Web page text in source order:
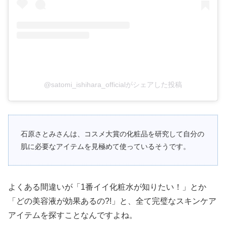
@satomi_ishihara_officialがシェアした投稿
石原さとみさんは、コスメ大賞の化粧品を研究して自分の
肌に必要なアイテムを見極めて使っているそうです。
よくある間違いが「1番イイ化粧水が知りたい！」とか
「どの美容液が効果あるの?!」と、全て完璧なスキンケア
アイテムを探すことなんですよね。